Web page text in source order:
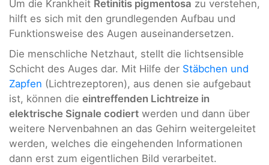
Um die Krankheit Retinitis pigmentosa zu verstehen,
hilft es sich mit den grundlegenden Aufbau und
Funktionsweise des Augen auseinandersetzen.
Die menschliche Netzhaut, stellt die lichtsensible
Schicht des Auges dar. Mit Hilfe der Stäbchen und
Zapfen (Lichtrezeptoren), aus denen sie aufgebaut
ist, können die eintreffenden Lichtreize in
elektrische Signale codiert werden und dann über
weitere Nervenbahnen an das Gehirn weitergeleitet
werden, welches die eingehenden Informationen
dann erst zum eigentlichen Bild verarbeitet.